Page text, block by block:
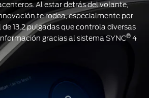
Al estar detrás del volante,
te rodea, especialmente por
13.2 pulgadas que controla diversas
gracias al sistema SYNC®4